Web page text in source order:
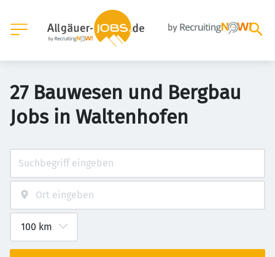
27 Bauwesen und Bergbau
Jobs in Waltenhofen